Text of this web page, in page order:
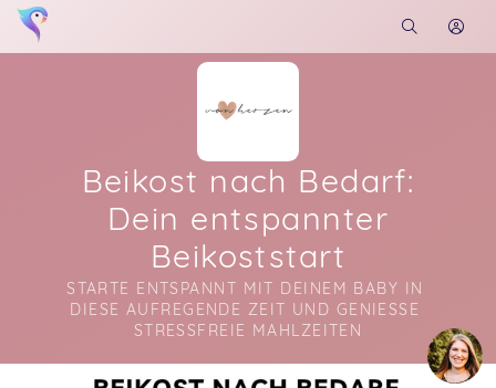
Beikost nach Bedarf:
Dein entspannter
Beikoststart
STARTE ENTSPANNT MIT DEINEM BABY IN
DIESE AUFREGENDE ZEIT UND GENIESSE S
TRESSFREIE MAHLZEITEN
Soon you will learn more about me here...